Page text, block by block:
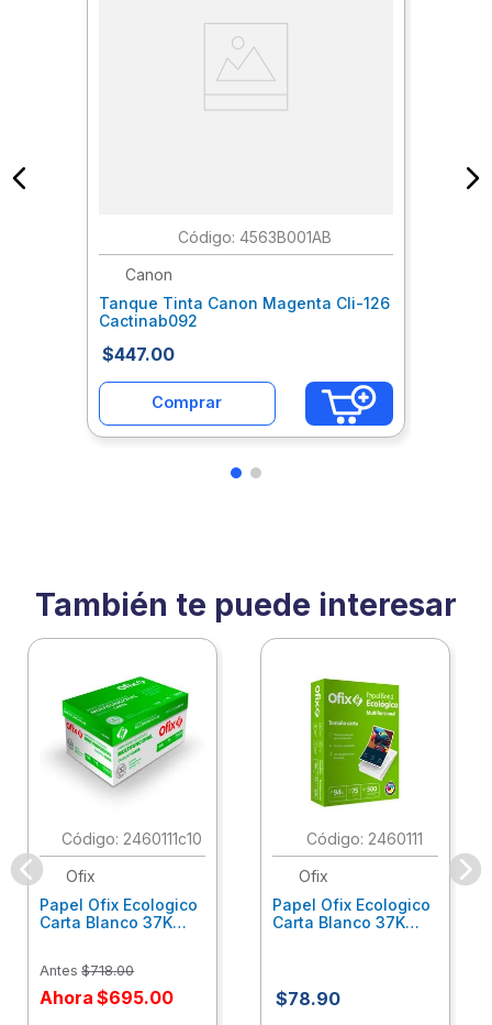
: 4563B001AB
Canon
Tanque Tinta Canon Magenta Cli-126
Cactinab092
$447.00
Comprar
También te puede interesar
: 2460111c10
Ofix
Papel Ofix Ecologico
Carta Blanco 37K
Antes $718.00
Ahora $695.00
: 2460111
Ofix
Papel Ofix Ecologico
Carta Blanco 37K
$78.90